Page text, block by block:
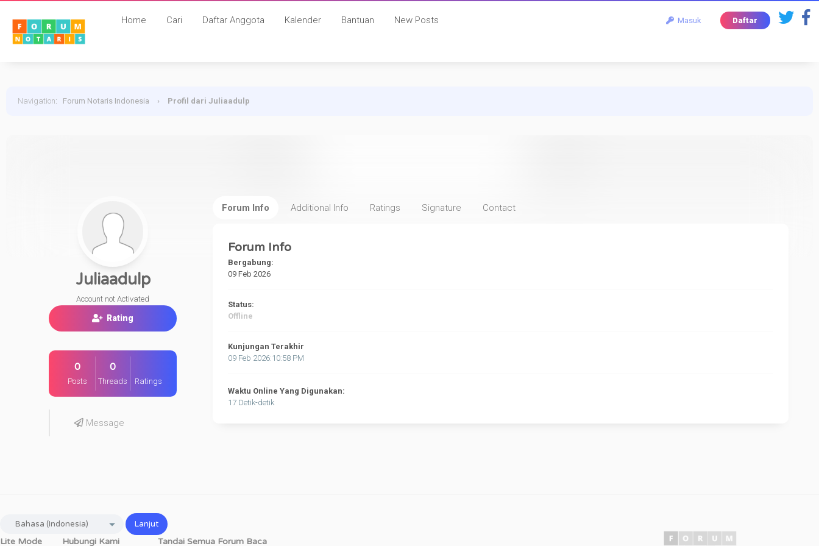
Masuk Daftar
Home Cari Daftar Anggota Kalender Bantuan New Posts
Navigation: Forum Notaris Indonesia › Profil dari Juliaadulp
Juliaadulp
Account not Activated
Rating
0
Posts
0
Threads Ratings
Message
Forum Info Additional Info Ratings Signature Contact
Forum Info
Bergabung:
09 Feb 2026
Status:
Offline
Kunjungan Terakhir
09 Feb 2026:10:58 PM
Waktu Online Yang Digunakan:
17 Detik-detik
Lite Mode Hubungi Kami Tandai Semua Forum Baca